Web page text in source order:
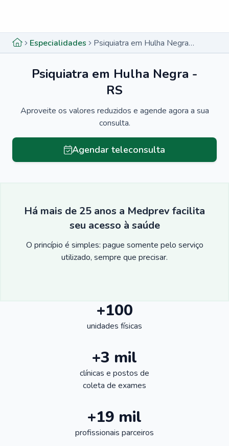
Especialidades Psiquiatra em Hulha Negra - RS
Psiquiatra em Hulha Negra -
RS
Aproveite os valores reduzidos e agende agora a sua
consulta.
Agendar teleconsulta
Há mais de 25 anos a Medprev facilita
seu acesso à saúde
O princípio é simples: pague somente pelo serviço
utilizado, sempre que precisar.
+100
unidades físicas
+3 mil
clínicas e postos de
coleta de exames
+19 mil
profissionais parceiros